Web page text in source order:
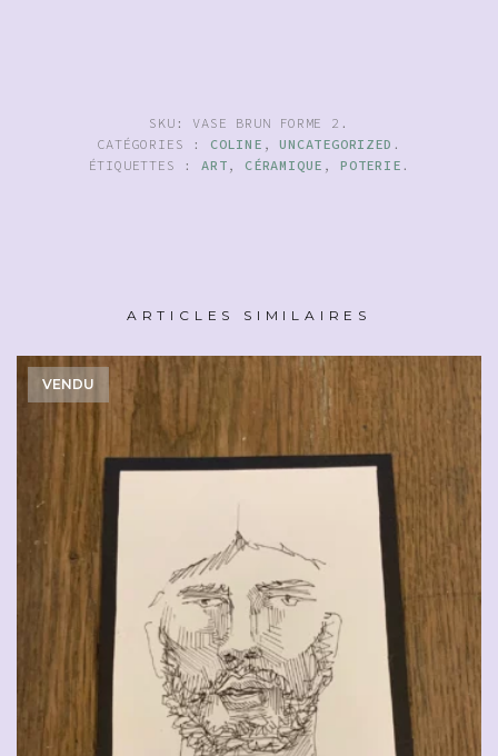
SKU: VASE BRUN FORME 2 .
CATÉGORIES : COLINE ,UNCATEGORIZED .
ÉTIQUETTES :ART , CÉRAMIQUE , POTERIE .
ARTICLES SIMILAIRES
VENDU